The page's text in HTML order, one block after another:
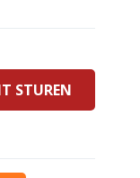
STUREN